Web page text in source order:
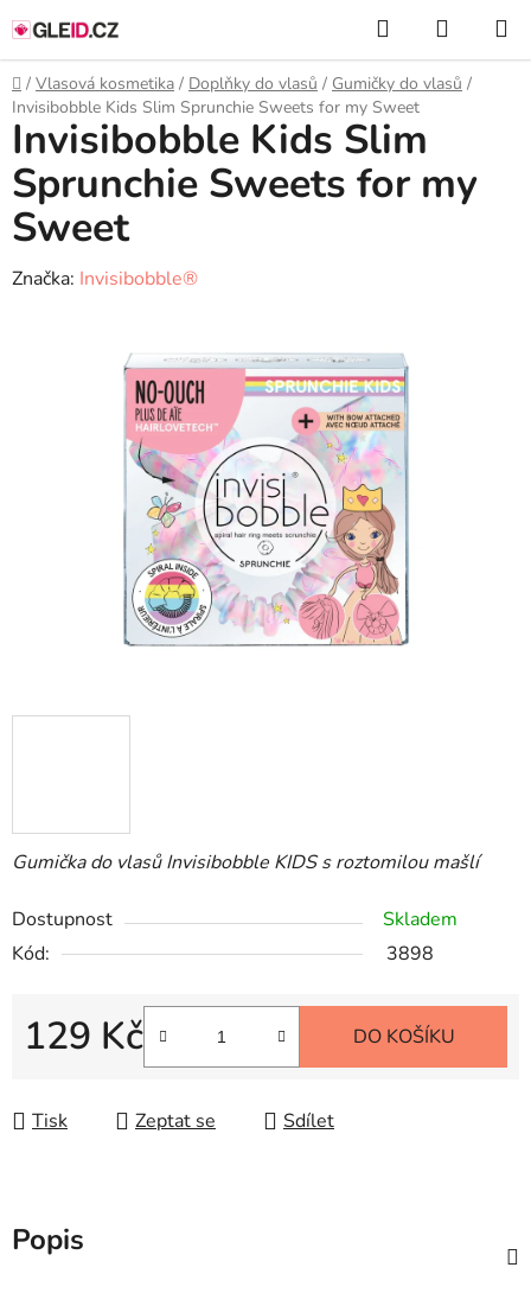
na
obsah
Hledat
KOŠÍK
Domů
/ Vlasová kosmetika / Doplňky do vlasů / Gumičky do vlasů /
Invisibobble Kids Slim Sprunchie Sweets for my Sweet
Gumička do vlasů Invisibobble KIDS s roztomilou mašlí
Dostupnost
Skladem
Kód:
3898
129 Kč DO KOŠÍKU
Tisk Zeptat se Sdílet
Invisibobble Kids Slim
Sprunchie Sweets for my
Sweet
Značka: Invisibobble®
Popis